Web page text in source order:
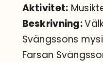
Aktivitet:
Beskrivning:
Svängssons
Farsan